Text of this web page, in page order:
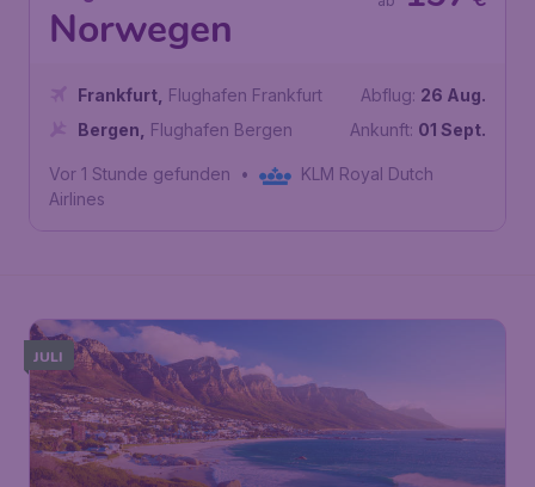
Norwegen
Frankfurt Flughafen Frankfurt
Bergen
Flughafen Bergen
Abflug: 26 Aug.
Ankunft: 01 Sept.
Vor 1 Stunde gefunden •
KLM Royal Dutch
Airlines
JULI